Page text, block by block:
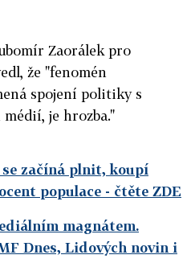
Zaorálek pro
že "fenomén
spojení politiky s
je hrozba."
začíná plnit, koupí
populace - čtěte ZDE
magnátem.
Dnes, Lidových novin i